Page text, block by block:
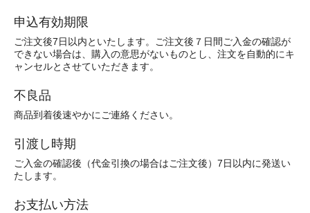
申込有効期限
ご注文後7日以内といたします。ご注文後７日間ご入金の確認が
できない場合は、購入の意思がないものとし、注文を自動的にキ
ャンセルとさせていただきます。
不良品
商品到着後速やかにご連絡ください。
引渡し時期
ご入金の確認後（代金引換の場合はご注文後）7日以内に発送い
たします。
お支払い方法